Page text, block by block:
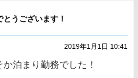
うございます！
2019年1月1日 10:41
泊まり勤務でした！